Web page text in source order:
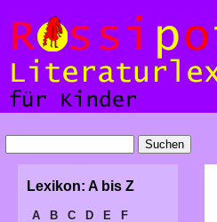
Lexikon: A bis Z
A B C D E
F